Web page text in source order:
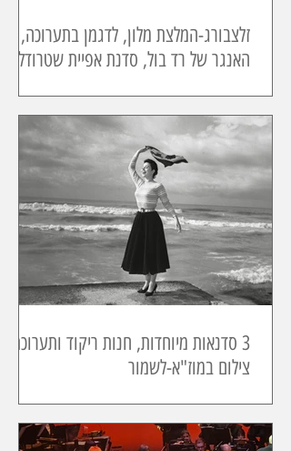
זלצבורג-המלצת מלון, לדגמן בתערוכה,
האנגר של רד בול, סדנת אפיית שטרודל,
3 סדנאות מיוחדות, חנות ריקוד ותערוכת
צילום במוז"א-לשמור